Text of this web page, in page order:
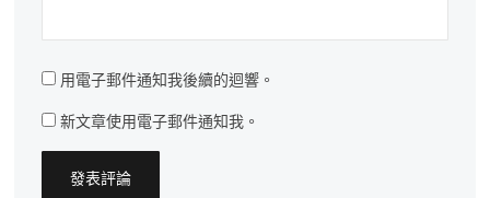
用電子郵件通知我後續的迴響。
新文章使用電子郵件通知我。